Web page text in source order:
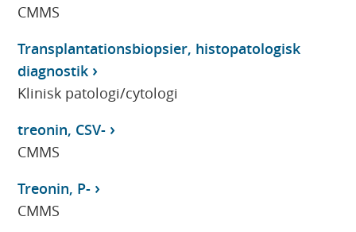
CMMS
Transplantationsbiopsier, histopatologisk
diagnostik
Klinisk patologi/cytologi
treonin, CSV-
CMMS
Treonin, P-
CMMS